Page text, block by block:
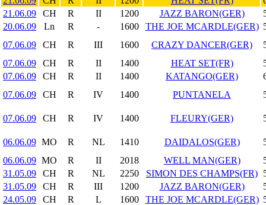
21.06.09
CH R II 1200 JAZZ BARON(GER)
20.06.09
Ln R - 1600 THE JOE MCARDLE(GER)
07.06.09
CH R III 1600 CRAZY DANCER(GER)
07.06.09
CH R II 1400 HEAT SET(FR)
07.06.09
CH R II 1400 KATANGO(GER)
07.06.09
CH R IV 1400 PUNTANELA
07.06.09 CH R IV 1400 FLEURY(GER)
06.06.09 MO R NL 1410 DAIDALOS(GER)
06.06.09 MO R II 2018 WELL MAN(GER)
31.05.09
CH R NL 2250 SIMON DES CHAMPS(FR)
31.05.09
CH R III 1200 JAZZ BARON(GER)
24.05.09
CH R L 1600 THE JOE MCARDLE(GER)